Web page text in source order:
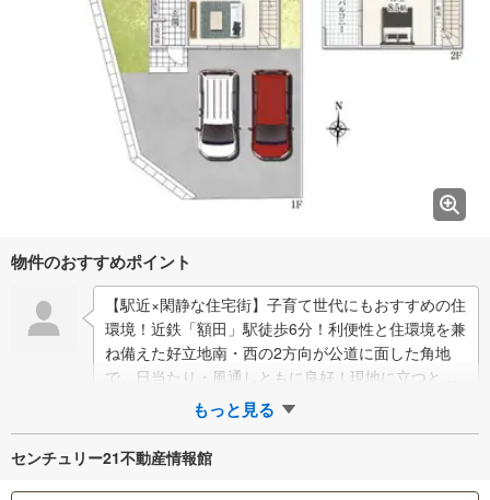
物件のおすすめポイント
【駅近×閑静な住宅街】子育て世代にもおすすめの住
環境！近鉄「額田」駅徒歩6分！利便性と住環境を兼
ね備えた好立地南・西の2方向が公道に面した角地
で、日当たり・風通しともに良好！現地に立つと、
その明るく開放的な空間を実感していただけま…
もっと見る
センチュリー21不動産情報館